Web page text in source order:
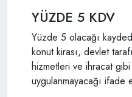
YÜZDE 5 KDV
Yüzde 5 olacağı
konut kirası, devlet
hizmetleri ve ihracat gibi
uygulanmayacağı ifade